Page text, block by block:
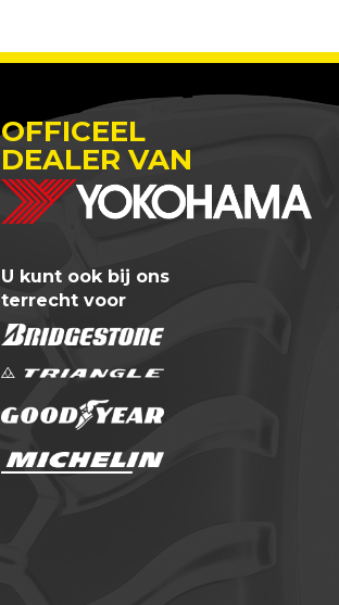
OFFICEEL
DEALER VAN
U kunt ook bij ons
terrecht voor